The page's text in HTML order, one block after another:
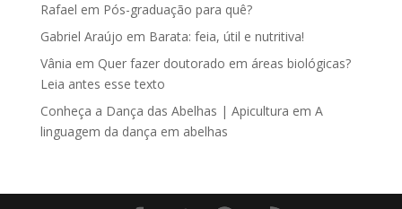
Rafael em Pós-graduação para quê?
Gabriel Araújo em Barata: feia, útil e nutritiva!
Vânia em Quer fazer doutorado em áreas biológicas?
Leia antes esse texto
Conheça a Dança das Abelhas | Apicultura em A
linguagem da dança em abelhas